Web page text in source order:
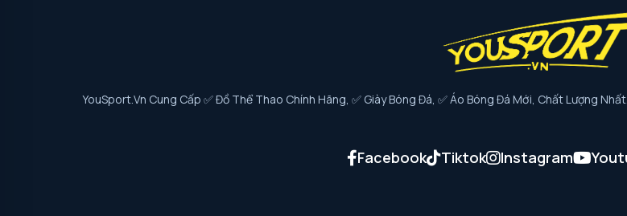
YouSport.vn Cung Cấp ✅ Đồ Thể Thao Chính Hãng, ✅ Giày Bóng Đá, ✅ Áo Bóng Đá Mới, Chất Lượng
Facebook Tiktok Instagram